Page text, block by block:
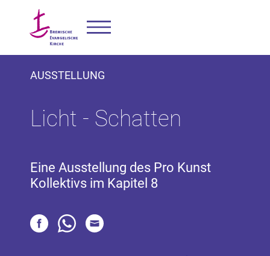
AUSSTELLUNG
Licht - Schatten
Eine Ausstellung des Pro Kunst
Kollektivs im Kapitel 8